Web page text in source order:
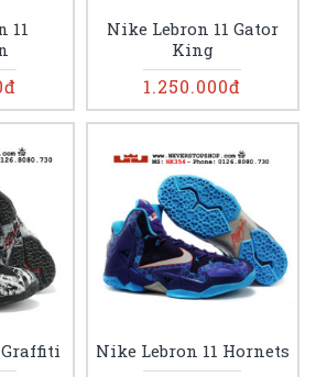
11
Nike Lebron 11 Gator
King
1.250.000đ
Graffiti Nike Lebron 11 Hornets